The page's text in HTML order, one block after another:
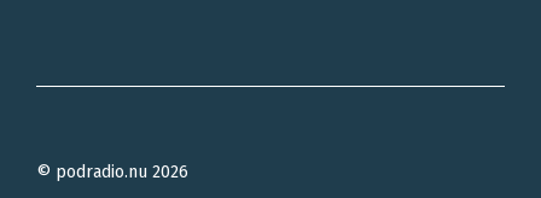
© podradio.nu 2026